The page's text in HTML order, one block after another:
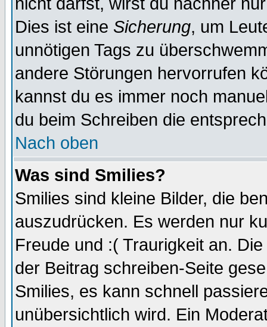
Dies ist eine Sicherung, um
unnötigen Tags zu
andere Störungen hervorrufen
kannst du es immer noch
du beim Schreiben die
Nach oben
Was sind Smilies?
Smilies sind kleine Bilder, die
auszudrücken. Es werden nur
Freude und :( Traurigkeit an.
der Beitrag schreiben-Seite
Smilies, es kann schnell
unübersichtlich wird. Ein